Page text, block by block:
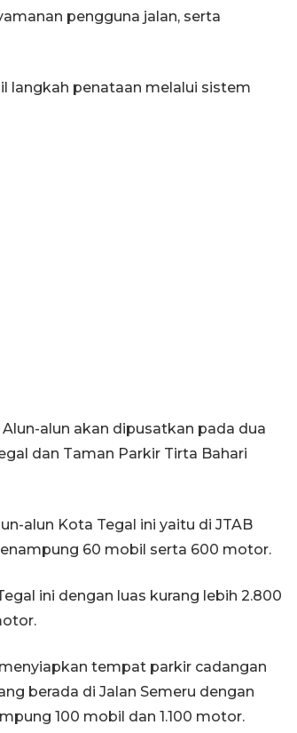
pengguna jalan, serta
langkah penataan melalui sistem
alun akan dipusatkan pada dua
dan Taman Parkir Tirta Bahari
alun Kota Tegal ini yaitu di JTAB
60 mobil serta 600 motor.
ini dengan luas kurang lebih 2.800
tempat parkir cadangan
berada di Jalan Semeru dengan
100 mobil dan 1.100 motor.
Pawai sapi tunggang angkat
potensi peternakan di Klaten